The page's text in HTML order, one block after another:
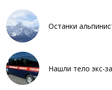
Останки
Нашли тело экс-